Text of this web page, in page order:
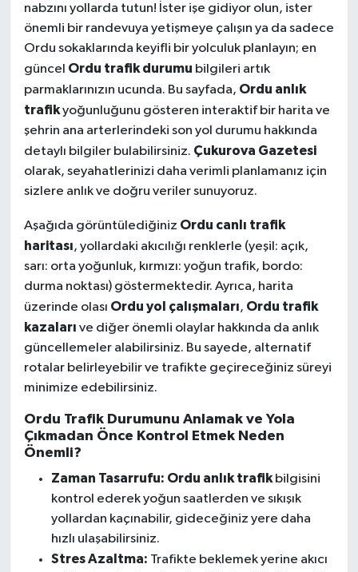
nabzını yollarda tutun! İster işe gidiyor olun, ister
önemli bir randevuya yetişmeye çalışın ya da sadece
Ordu sokaklarında keyifli bir yolculuk planlayın; en
güncel Ordu trafik durumu bilgileri artık
parmaklarınızın ucunda. Bu sayfada, Ordu anlık
trafikyoğunluğunu gösteren interaktif bir harita ve
şehrin ana arterlerindeki son yol durumu hakkında
detaylı bilgiler bulabilirsiniz. Çukurova Gazetesi
olarak, seyahatlerinizi daha verimli planlamanız için
sizlere anlık ve doğru veriler sunuyoruz.
Aşağıda görüntülediğiniz Ordu canlı trafik
haritası, yollardaki akıcılığı renklerle (yeşil: açık,
sarı: orta yoğunluk, kırmızı: yoğun trafik, bordo:
durma noktası) göstermektedir. Ayrıca, harita
üzerinde olası Ordu yol çalışmaları, Ordu trafik
kazaları ve diğer önemli olaylar hakkında da anlık
güncellemeler alabilirsiniz. Bu sayede, alternatif
rotalar belirleyebilir ve trafikte geçireceğiniz süreyi
minimize edebilirsiniz.
Ordu Trafik Durumunu Anlamak ve Yola
Çıkmadan Önce Kontrol Etmek Neden
Önemli?
Zaman Tasarrufu: Ordu anlık trafikbilgisini
kontrol ederek yoğun saatlerden ve sıkışık
yollardan kaçınabilir, gideceğiniz yere daha
hızlı ulaşabilirsiniz.
Stres Azaltma: Trafikte beklemek yerine akıcı